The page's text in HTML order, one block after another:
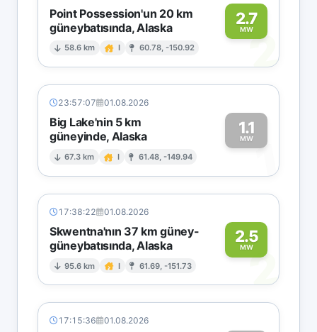
Point Possession'un 20 km
güneybatısında, Alaska
58.6 km I 60.78, -150.92
2.7
MW2
23:57:07 01.08.2026
Big Lake'nin 5 km
güneyinde, Alaska
67.3 km I 61.48, -149.94
1.1
MW1
17:38:22 01.08.2026
Skwentna'nın 37 km güney-
güneybatısında, Alaska
95.6 km I 61.69, -151.73
2.5
MW2
17:15:36 01.08.2026